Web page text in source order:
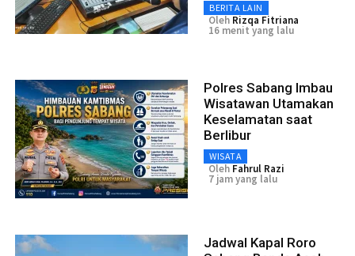
BERITA LAIN
Oleh Rizqa Fitriana
16 menit yang lalu
Polres Sabang Imbau
Wisatawan Utamakan
Keselamatan saat
Berlibur
WISATA
Oleh Fahrul Razi
7 jam yang lalu
Jadwal Kapal Roro